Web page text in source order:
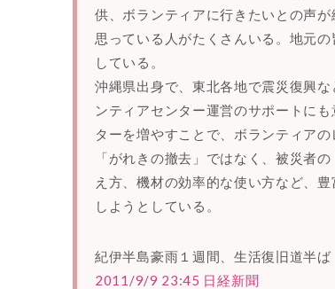
供、ボランティアに行きたいとの声
思っている人がたくさんいる。地元
している。
沖縄県出身で、東北各地で震災復興
ンティアセンター運営のサポートに
ターを増やすことで、ボランティア
「がれきの撤去」ではなく、被災者
え方、機材の効率的な使い方など、
しようとしている。
紀伊半島豪雨１週間、生活復旧道半
2011/9/9 23:45 日経新聞